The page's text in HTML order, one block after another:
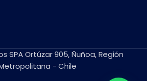
SPA Ortúzar 905, Ñuñoa, Región
- Chile